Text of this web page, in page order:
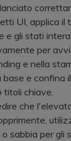
UI, applica il
e gli stati
per
e nella
e confina
titoli chiave.
che
sabbia per gli